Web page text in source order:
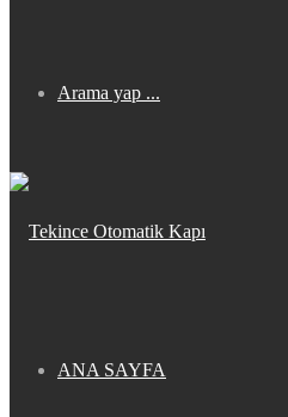
Arama yap ...
ANA SAYFA